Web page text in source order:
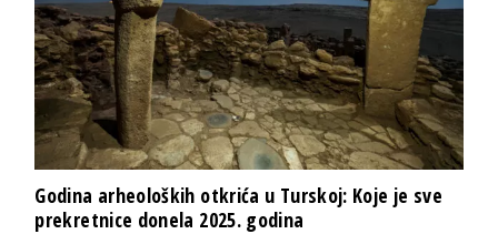
Godina arheoloških otkrića u Turskoj: Koje je sve
prekretnice donela 2025. godina